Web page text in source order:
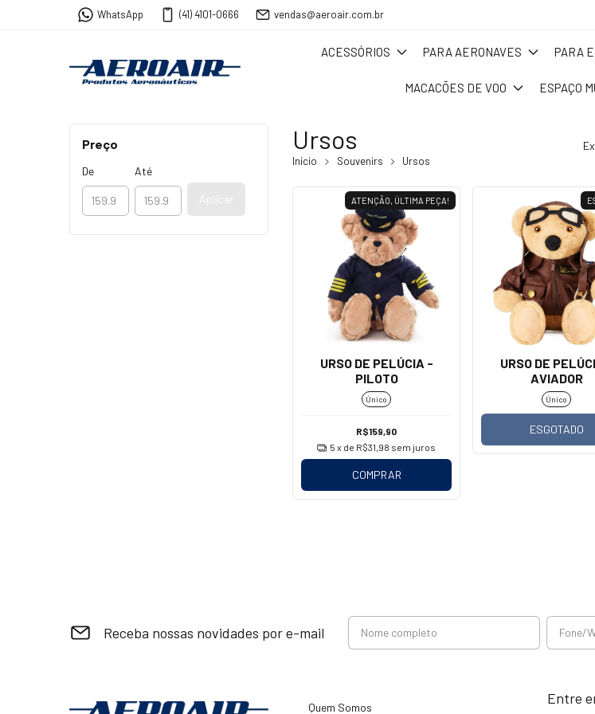
WhatsApp (41) 4101-0666 vendas@aeroair.com.br
ACESSÓRIOS PARA AERONAVES PARA
MACACÕES DE VOO ESPAÇO
Preço
De Até
Aplicar
Ursos
Início Souvenirs Ursos
ATENÇÃO, ÚLTIMA PEÇA!
URSO DE PELÚCIA -
PILOTO
Único
R$159,90
5 x de R$31,98 sem juros
COMPRAR
URSO DE
AVIADOR
Único
ESGOTADO
Receba nossas novidades por e-mail
Quem Somos
Entre